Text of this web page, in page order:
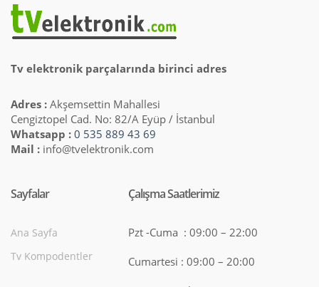
Tv elektronik parçalarında birinci adres
Adres : Akşemsettin Mahallesi
Cengiztopel Cad. No: 82/A Eyüp / İstanbul
Whatsapp : 0 535 889 43 69
Mail : info@tvelektronik.com
Sayfalar
Ana Sayfa
Tv Kompodentler
Çalışma Saatlerimiz
Pzt -Cuma : 09:00 – 22:00
Cumartesi : 09:00 – 20:00